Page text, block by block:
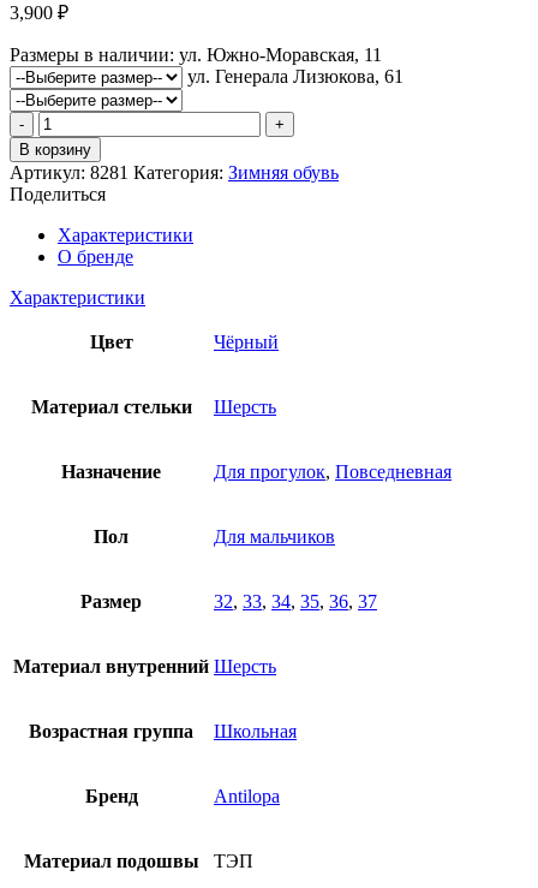
3,900 ₽
Размеры в наличии: ул. Южно-Моравская, 11
ул. Генерала Лизюкова, 61
Количество
товара
Ботинки
Антилопа
В корзину
Артикул: 8281 Категория: Зимняя обувь
Поделиться
Характеристики
О бренде
Характеристики
Цвет Чёрный
Материал стельки Шерсть
Назначение Для прогулок, Повседневная
Пол Для мальчиков
Размер 32, 33, 34, 35, 36, 37
Материал внутренний Шерсть
Возрастная группа Школьная
Бренд Antilopa
Материал подошвы ТЭП